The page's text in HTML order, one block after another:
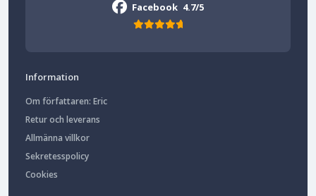
Facebook 4.7/5
Information
Om författaren: Eric
Retur och leverans
Allmänna villkor
Sekretesspolicy
Cookies